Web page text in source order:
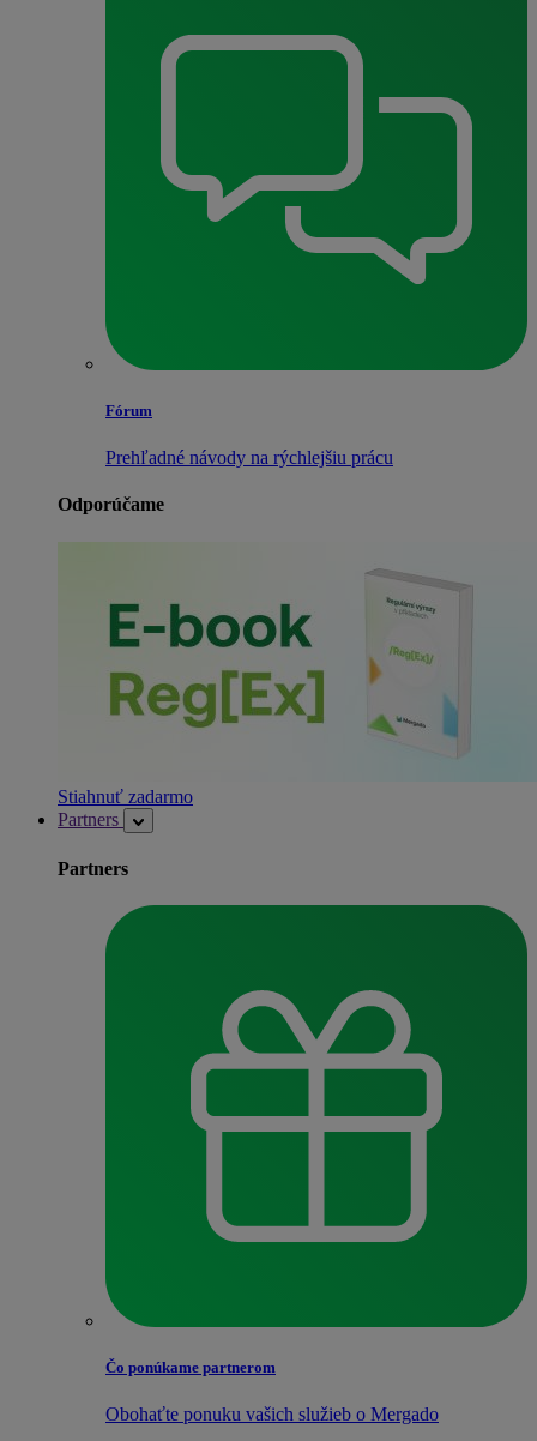
Fórum
Prehľadné návody na rýchlejšiu prácu
Odporúčame
Stiahnuť zadarmo
Partners
Partners
Čo ponúkame partnerom
Obohaťte ponuku vašich služieb o Mergado